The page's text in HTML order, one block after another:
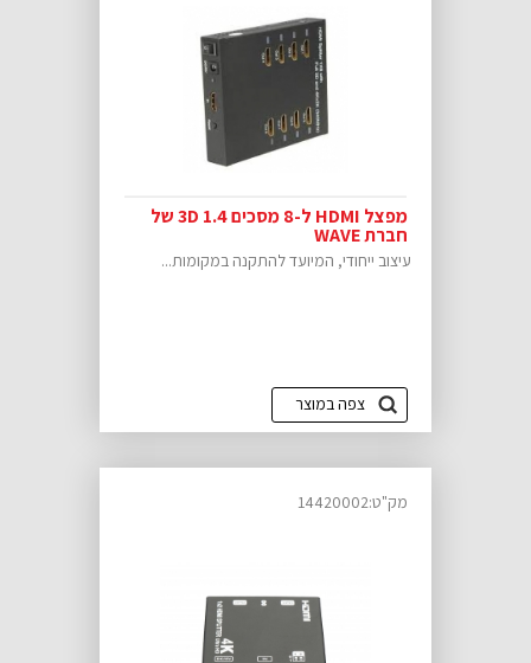
מפצל HDMI ל-8 מסכים 3D 1.4 של
חברת WAVE
עיצוב ייחודי, המיועד להתקנה במקומות...
צפה במוצר
מק"ט:14420002